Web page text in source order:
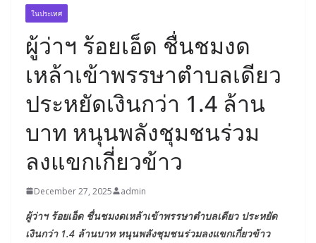
ในประเทศ
ผู้ว่าฯ ร้อยเอ็ด ชื่นชมงด
เหล้าเข้าพรรษาตำบลเดียว
ประหยัดเงินกว่า 1.4 ล้าน
บาท หนุนพลังชุมชนร่วม
ลงแขกเกี่ยวข้าว
December 27, 2025 admin
ผู้ว่าฯ ร้อยเอ็ด ชื่นชมงดเหล้าเข้าพรรษาตำบลเดียว ประหยัด
เงินกว่า 1.4 ล้านบาท หนุนพลังชุมชนร่วมลงแขกเกี่ยวข้าว